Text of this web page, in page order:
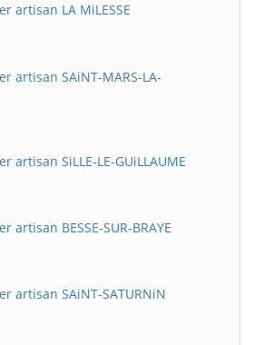
artisan LA MiLESSE
artisan SAiNT-MARS-LA-
artisan SiLLE-LE-GUiLLAUME
artisan BESSE-SUR-BRAYE
artisan SAiNT-SATURNiN